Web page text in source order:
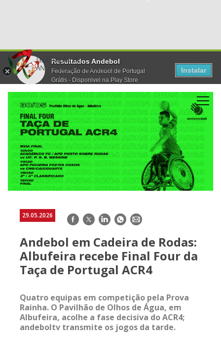
Resultados Andebol
Federação de Andebol de Portugal
Grátis - Disponivel na Play Store
Instalar
29.05.2026 Facebook
TwitterLinkedInWhatsApp
E-
Andebol em Cadeira de Rodas:
Albufeira recebe Final Four da
Taça de Portugal ACR4
Quatro equipas em competição pela Prova
Rainha. O Pavilhão de Olhos de Água, em
Albufeira, acolhe a fase decisiva do ACR4;
andeboltv transmite os jogos da tarde.